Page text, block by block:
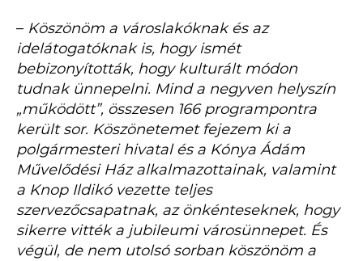
– Köszönöm a városlakóknak és az
idelátogatóknak is, hogy ismét
bebizonyították, hogy kulturált módon
tudnak ünnepelni. Mind a negyven helyszín
„működött”, összesen 166 programpontra
került sor. Köszönetemet fejezem ki a
polgármesteri hivatal és a Kónya Ádám
Művelődési Ház alkalmazottainak, valamint
a Knop Ildikó vezette teljes
szervezőcsapatnak, az önkénteseknek, hogy
sikerre vitték a jubileumi városünnepet. És
végül, de nem utolsó sorban köszönöm a